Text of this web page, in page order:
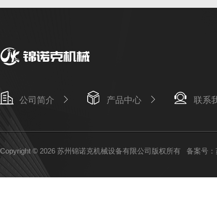
公司简介 产品中心 联系
Copyright © 2026 苏州锦诺克机械设备有限公司版权所有 备案号：